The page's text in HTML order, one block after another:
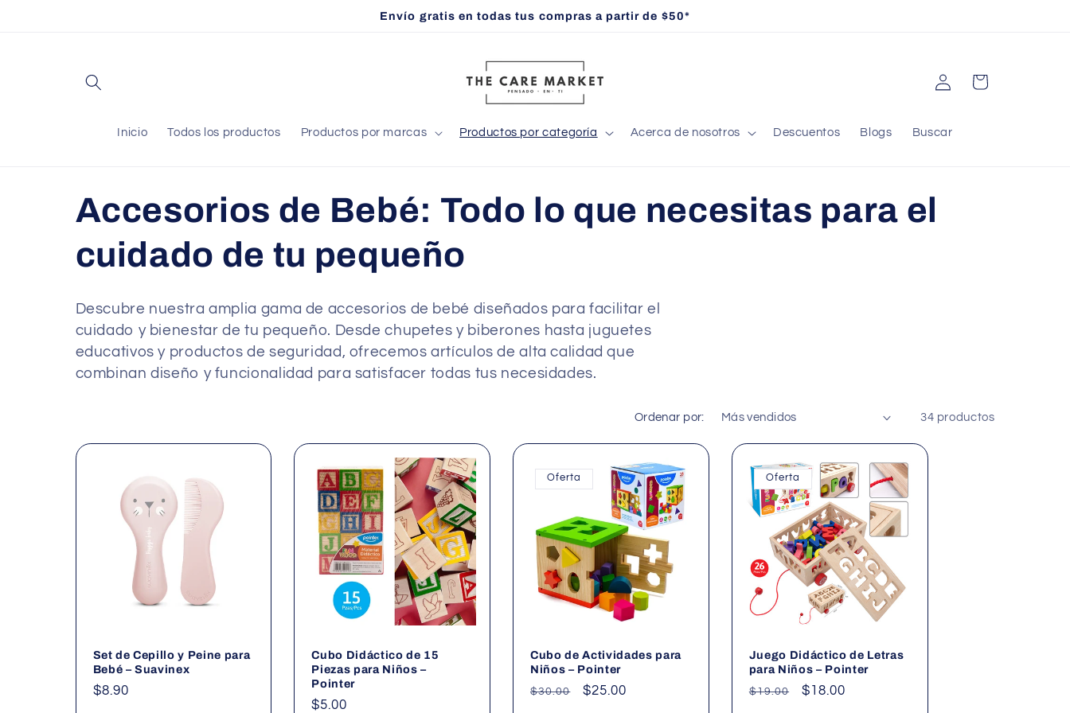
Envío gratis en todas tus compras a partir de $50*
Inicio Todos los productos Productos por marcas Productos por categoría Acerca de nosotros Descuentos Blogs Buscar
Iniciar
sesión
Carrito
C
o
l
e
c
Accesorios de Bebé: Todo lo que necesitas para el
cuidado de tu pequeño
Descubre nuestra amplia gama de accesorios de bebé diseñados para facilitar el
cuidado y bienestar de tu pequeño. Desde chupetes y biberones hasta juguetes
educativos y productos de seguridad, ofrecemos artículos de alta calidad que
combinan diseño y funcionalidad para satisfacer todas tus necesidades.
Ordenar por: 34 productos
Set de Cepillo y Peine para
Bebé – Suavinex
Precio
$8.90
Cubo Didáctico de 15
Piezas para Niños –
Pointer
Precio
$5.00
Oferta
Cubo de Actividades para
Niños – Pointer
Precio
$30.00
Precio
$25.00
Oferta
Juego Didáctico de Letras
para Niños – Pointer
Precio
$19.00
Precio
$18.00